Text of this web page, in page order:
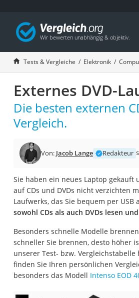
Tests & Vergleiche Elektronik
Externes DVD-
Die besten externen
Vergleich.
Von: Jacob Lange Redakteur
Sie haben ein neues Laptop gekauft
auf CDs und DVDs nicht verzichten
Laufwerks, das Sie bequem per
sowohl CDs als auch DVDs lesen
Besonders schnelle Modelle
schneller Sie brennen, desto höher
unserer Test- bzw.
finden Sie Ihren persönlichen
besonders das Modell Intenso EOD